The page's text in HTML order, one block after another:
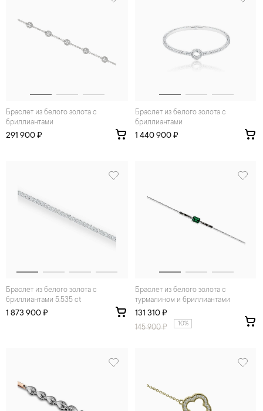
Браслет из белого золота с
бриллиантами
291 900 ₽
Браслет из белого золота с
бриллиантами
1 440 900 ₽
Браслет из белого золота с
бриллиантами 5.535 ct
1 873 900 ₽
Браслет из белого золота с
турмалином и бриллиантами
131 310 ₽
145 900₽ 10%